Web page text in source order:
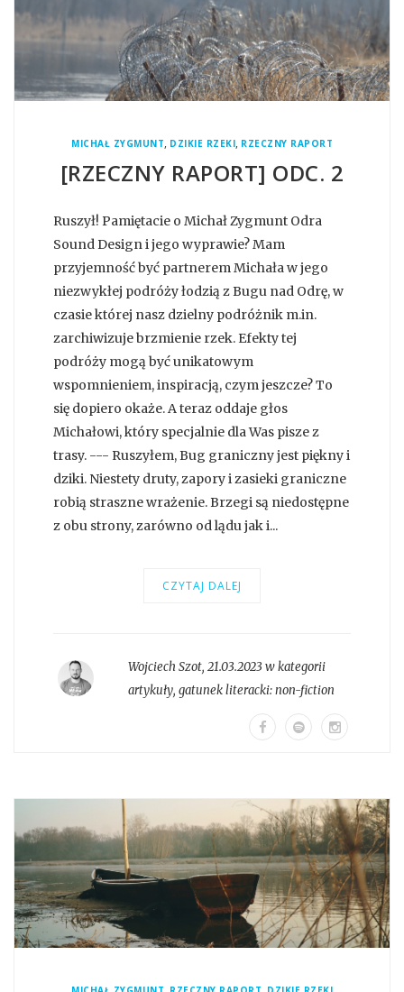
MICHAŁ ZYGMUNT, DZIKIE RZEKI, RZECZNY RAPORT
[RZECZNY RAPORT] ODC. 2
Ruszył! Pamiętacie o Michał Zygmunt Odra
Sound Design i jego wyprawie? Mam
przyjemność być partnerem Michała w jego
niezwykłej podróży łodzią z Bugu nad Odrę, w
czasie której nasz dzielny podróżnik m.in.
zarchiwizuje brzmienie rzek. Efekty tej
podróży mogą być unikatowym
wspomnieniem, inspiracją, czym jeszcze? To
się dopiero okaże. A teraz oddaje głos
Michałowi, który specjalnie dla Was pisze z
trasy. --- Ruszyłem, Bug graniczny jest piękny i
dziki. Niestety druty, zapory i zasieki graniczne
robią straszne wrażenie. Brzegi są niedostępne
z obu strony, zarówno od lądu jak i...
CZYTAJ DALEJ
Wojciech Szot, 21.03.2023 w kategorii
artykuły, gatunek literacki:non-fiction